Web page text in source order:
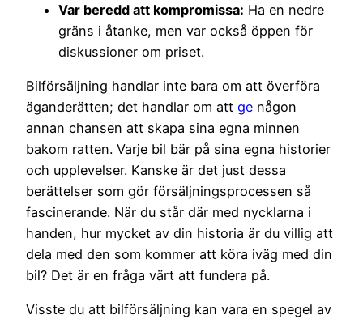
Var beredd att kompromissa: Ha en nedre
gräns i åtanke, men var också öppen för
diskussioner om priset.
Bilförsäljning handlar inte bara om att överföra
äganderätten; det handlar om att ge någon
annan chansen att skapa sina egna minnen
bakom ratten. Varje bil bär på sina egna historier
och upplevelser. Kanske är det just dessa
berättelser som gör försäljningsprocessen så
fascinerande. När du står där med nycklarna i
handen, hur mycket av din historia är du villig att
dela med den som kommer att köra iväg med din
bil? Det är en fråga värt att fundera på.
Visste du att bilförsäljning kan vara en spegel av